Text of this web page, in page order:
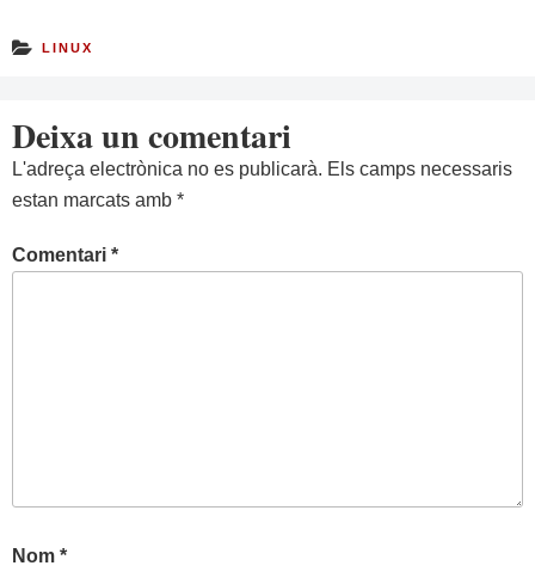
LINUX
Deixa un comentari
L'adreça electrònica no es publicarà. Els camps necessaris
estan marcats amb *
Comentari *
Nom *